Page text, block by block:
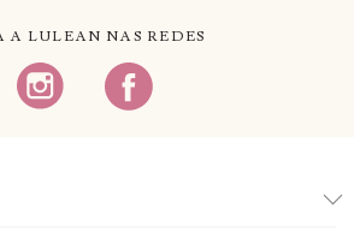
A LULEAN NAS REDES